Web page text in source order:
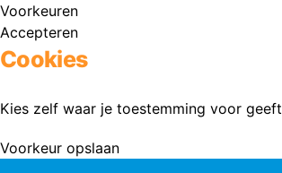
Voorkeuren
Accepteren
Cookies
Kies zelf waar je toestemming voor geeft
Voorkeur opslaan